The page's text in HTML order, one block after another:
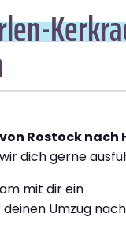
Rostock nach
dich gerne
mit dir ein
deinen Umzug